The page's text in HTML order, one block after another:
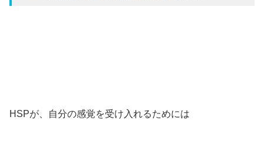
HSPが、自分の感覚を受け入れるためには